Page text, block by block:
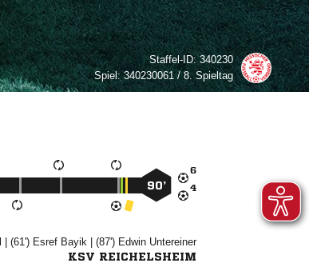
Staffel-ID:340230
Spiel:340230061 / 8. Spieltag


90’
| (61')   | (87')  
KSV REICHELSHEIM